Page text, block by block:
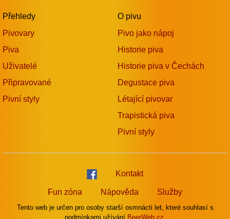
Přehledy
Pivovary
Piva
Uživatelé
Připravované
Pivní styly
O pivu
Pivo jako nápoj
Historie piva
Historie piva v Čechách
Degustace piva
Létající pivovar
Trapistická piva
Pivní styly
Kontakt
Fun zóna Nápověda Služby
Tento web je určen pro osoby starší osmnácti let, které souhlasí s
podmínkami užívání BeerWeb.cz.